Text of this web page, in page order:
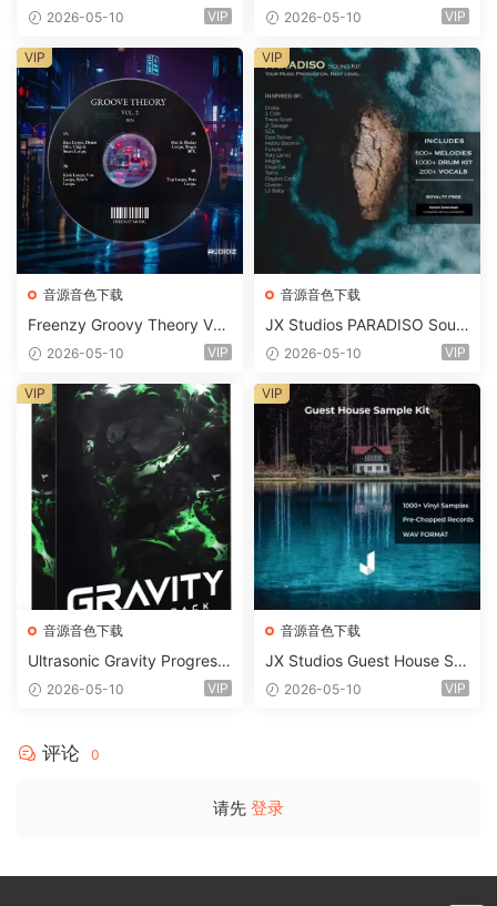
d Kit WAV-FANTASTiC
2026-05-10 VIP
x Echo Chamber Production
m 2 Presets-FANTASTiC
2026-05-10 VIP
音源音色下载
Freenzy Groovy Theory Vol.
2 WAV
2026-05-10 VIP
VIP
音源音色下载
JX Studios PARADISO Soun
d Kit MULTiFORMAT-FANTA
2026-05-10 VIP
VIP
音源音色下载
Ultrasonic Gravity Progressi
ve House Sample Pack Ulti
ank-ARCADiA
2026-05-10 VIP
VIP
音源音色下载
JX Studios Guest House Sa
mples WAV-FANTASTiC
2026-05-10 VIP
VIP
评论 0
请先 登录